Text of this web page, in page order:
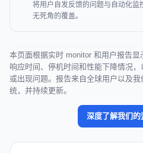
将用户自发反馈的问题与自动化监
无死角的覆盖。
本页面根据实时 monitor 和用户报告
响应时间、停机时间和性能下降情况
或出现问题。报告来自全球用户以及
统，并持续更新。
深度了解我们的